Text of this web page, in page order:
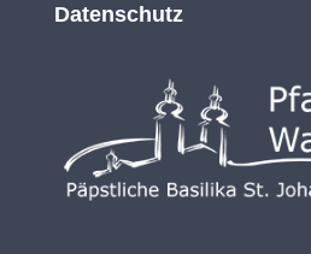
Datenschutz